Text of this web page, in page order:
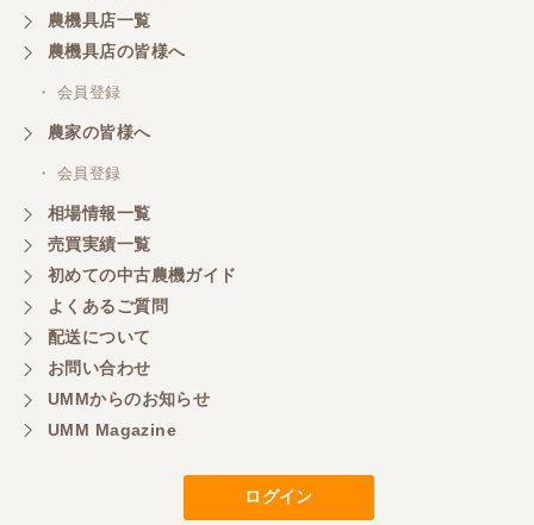
農機具店一覧
農機具店の皆様へ
・ 会員登録
農家の皆様へ
・ 会員登録
相場情報一覧
売買実績一覧
初めての中古農機ガイド
よくあるご質問
配送について
お問い合わせ
UMMからのお知らせ
UMM Magazine
ログイン